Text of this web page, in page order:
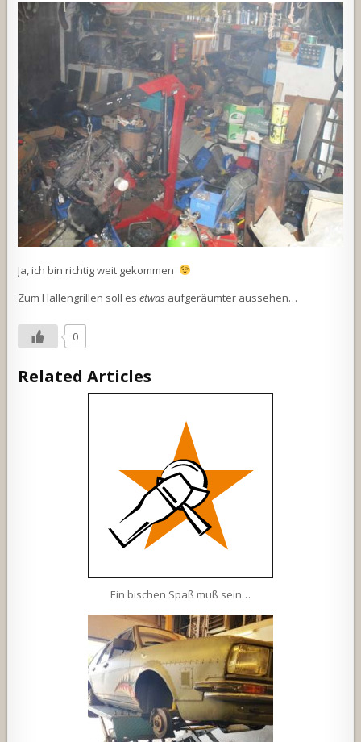
Ja, ich bin richtig weit gekommen
Zum Hallengrillen soll esetwas aufgeräumter aussehen…
0
Related Articles
Ein bischen Spaß muß sein…